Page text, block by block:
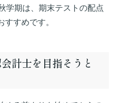
学期は、期末テストの配点
すめです。
計士を目指そうと